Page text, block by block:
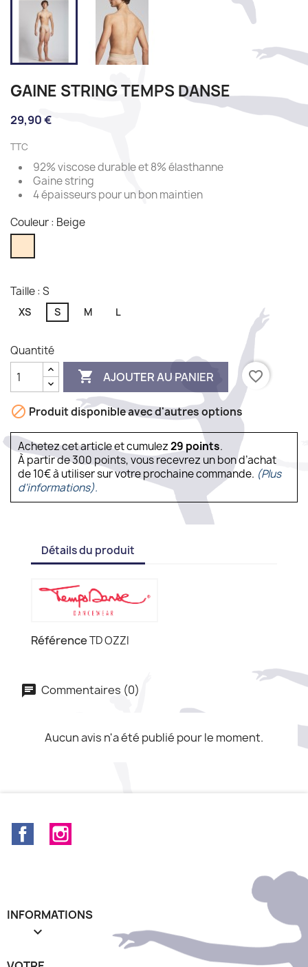
GAINE STRING TEMPS DANSE
29,90 €
TTC
92% viscose durable et 8% élasthanne
Gaine string
4 épaisseurs pour un bon maintien
Couleur : Beige
Taille : S
XS S M L
Quantité
 AJOUTER AU PANIER favorite_border
 Produit disponible avec d'autres options
Achetez cet article et cumulez29points.
À partir de 300 points, vous recevrez un bon d’achat
de 10€ à utiliser sur votre prochaine commande. (Plus
d'informations).
Détails du produit
RéférenceTD OZZI
Commentaires (0)
Aucun avis n'a été publié pour le moment.
Facebook
INFORMATIONS
